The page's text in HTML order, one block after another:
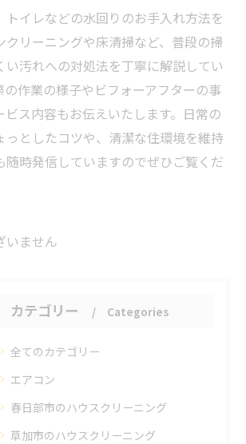
トイレなどの水回りのお手入れ方法を
クリーニングや床清掃など、普段の掃
い汚れへの対処法を丁寧に解説してい
の作業の様子やビフォーアフターの事
ス内容もお伝えいたします。日常の
っとしたコツや、清潔な住環境を維持
随時発信していますのでぜひご覧くだ
いません
カテゴリー Categories
全てのカテゴリー
エアコン
春日部市のハウスクリーニング
草加市のハウスクリーニング